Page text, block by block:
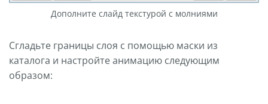
Дополните слайд текстурой с молниями
Сгладьте границы слоя с помощью маски из
каталога и настройте анимацию следующим
образом: